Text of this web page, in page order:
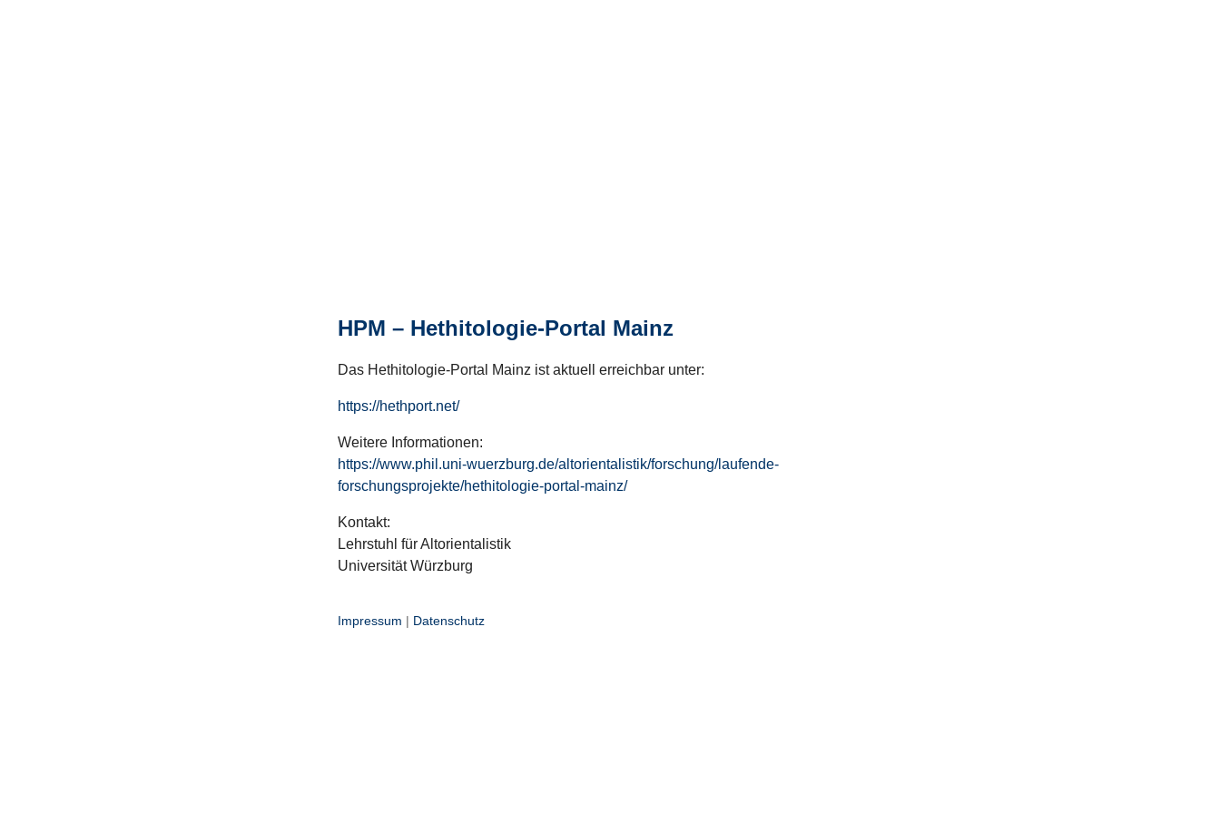
HPM – Hethitologie-Portal Mainz
Das Hethitologie-Portal Mainz ist aktuell erreichbar unter:
https://hethport.net/
Weitere Informationen:
https://www.phil.uni-wuerzburg.de/altorientalistik/forschung/laufende-
forschungsprojekte/hethitologie-portal-mainz/
Kontakt:
Lehrstuhl für Altorientalistik
Universität Würzburg
Impressum | Datenschutz